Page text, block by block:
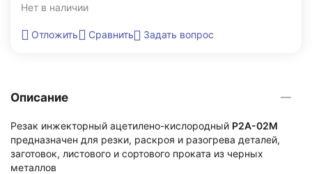
Нет в наличии
Отложить Сравнить Задать вопрос
Описание
Резак инжекторный ацетилено-кислородный Р2А-02М
предназначен для резки, раскроя и разогрева деталей,
заготовок, листового и сортового проката из черных
металлов